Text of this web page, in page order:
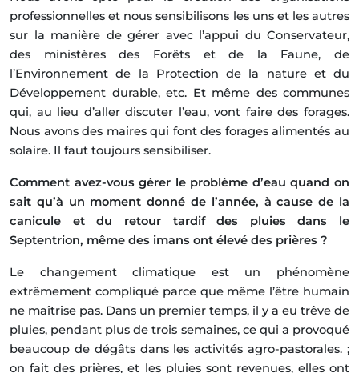
professionnelles et nous sensibilisons les uns et les autres
sur la manière de gérer avec l’appui du Conservateur,
des ministères des Forêts et de la Faune, de
l’Environnement de la Protection de la nature et du
Développement durable, etc. Et même des communes
qui, au lieu d’aller discuter l’eau, vont faire des forages.
Nous avons des maires qui font des forages alimentés au
solaire. Il faut toujours sensibiliser.
Comment avez-vous gérer le problème d’eau quand on
sait qu’à un moment donné de l’année, à cause de la
canicule et du retour tardif des pluies dans le
Septentrion, même des imans ont élevé des prières ?
Le changement climatique est un phénomène
extrêmement compliqué parce que même l’être humain
ne maîtrise pas. Dans un premier temps, il y a eu trêve de
pluies, pendant plus de trois semaines, ce qui a provoqué
beaucoup de dégâts dans les activités agro-pastorales. ;
on fait des prières, et les pluies sont revenues, elles ont